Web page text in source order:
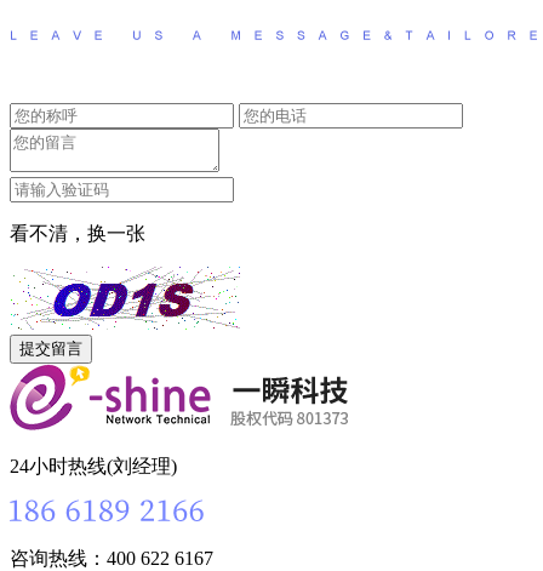
看不清，换一张
24小时热线(刘经理)
咨询热线：400 622 6167